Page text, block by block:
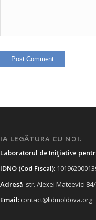
IA LEGĂTURA CU NOI:
Laboratorul de Iniţiative
IDNO (Cod Fiscal):
Adresă: str. Alexei Mateevici
Email: contact@lidmoldova.org